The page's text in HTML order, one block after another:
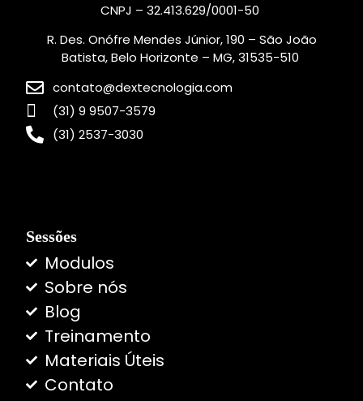
CNPJ – 32.413.629/0001-50
R. Des. Onófre Mendes Júnior, 190 – São João
Batista, Belo Horizonte – MG, 31535-510
contato@dextecnologia.com
(31) 9 9507-3579
(31) 2537-3030
Sessões
Modulos
Sobre nós
Blog
Treinamento
Materiais Úteis
Contato